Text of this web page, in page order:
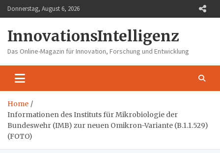
Skip
to
Donnerstag, August 6, 2026
InnovationsIntelligenz
Das Online-Magazin für Innovation, Forschung und Entwicklung
Home
Informationen des Instituts für Mikrobiologie der
Bundeswehr (IMB) zur neuen Omikron-Variante (B.1.1.529)
(FOTO)